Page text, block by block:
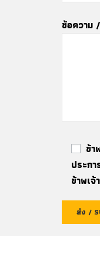
ข้อความ
ข้า
ประก
ข้าพเ